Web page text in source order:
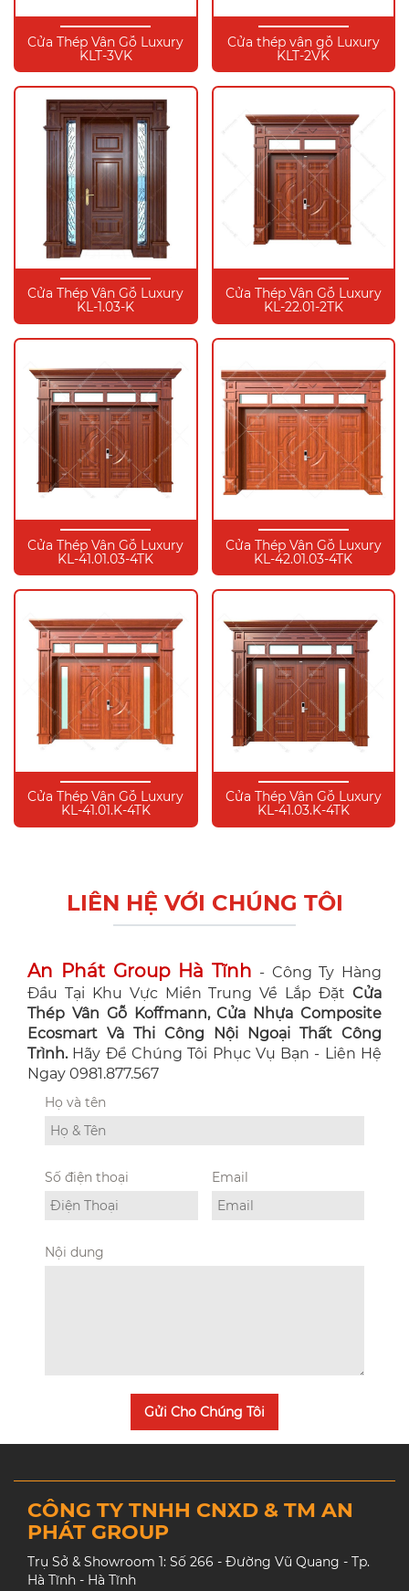
Cửa Thép Vân Gỗ Luxury
KLT-3VK
Cửa thép vân gỗ Luxury
KLT-2VK
Cửa Thép Vân Gỗ Luxury
KL-1.03-K
Cửa Thép Vân Gỗ Luxury
KL-22.01-2TK
Cửa Thép Vân Gỗ Luxury
KL-41.01.03-4TK
Cửa Thép Vân Gỗ Luxury
KL-42.01.03-4TK
Cửa Thép Vân Gỗ Luxury
KL-41.01.K-4TK
Cửa Thép Vân Gỗ Luxury
KL-41.03.K-4TK
LIÊN HỆ VỚI CHÚNG TÔI
An Phát Group Hà Tĩnh - Công Ty Hàng
Đầu Tại Khu Vực Miền Trung Về Lắp Đặt Cửa
Thép Vân Gỗ Koffmann, Cửa Nhựa Composite
Ecosmart Và Thi Công Nội Ngoại Thất Công
Trình. Hãy Để Chúng Tôi Phục Vụ Bạn - Liên Hệ
Ngay 0981.877.567
Họ và tên
Số điện thoại Email
Nội dung
Gửi Cho Chúng Tôi
CÔNG TY TNHH CNXD & TM AN
PHÁT GROUP
Trụ Sở & Showroom 1: Số 266 - Đường Vũ Quang - Tp.
Hà Tĩnh - Hà Tĩnh